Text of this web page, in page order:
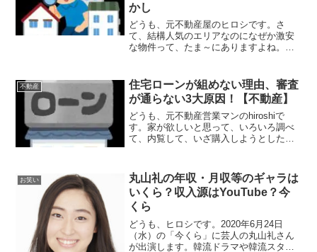
かし
どうも、元不動産屋のヒロシです。さ
て、結構人気のエリアなのになぜか激安
な物件って、たま～にありますよね。激
コ・デラックスさんの番組でいわくつき
物件などを扱うようなのですが、それと
は別に、テレ...
不動産
住宅ローンが組めない理由、審査
が通らない3大原因！【不動産】
どうも、元不動産営業マンのhiroshiで
す。家が欲しいと思って、いろいろ調べ
て、内覧して、いざ購入しようとしたと
した。住宅ローンを組めなかったら、家
は購入できないどころか、実は家族との
不...
お笑い
丸山礼の年収・月収等のギャラは
いくら？収入源はYouTube？今
くら
どうも、ヒロシです。2020年6月24日
（水）の「今くら」に芸人の丸山礼さん
が出演します。韓流ドラマや韓流スター